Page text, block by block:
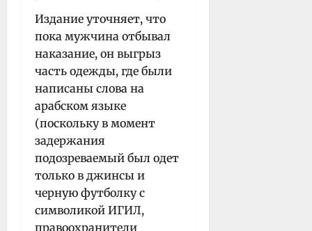
Издание уточняет, что
пока мужчина отбывал
наказание, он выгрыз
часть одежды, где были
написаны слова на
арабском языке
(поскольку в момент
задержания
подозреваемый был одет
только в джинсы и
черную футболку с
символикой ИГИЛ,
правоохранители